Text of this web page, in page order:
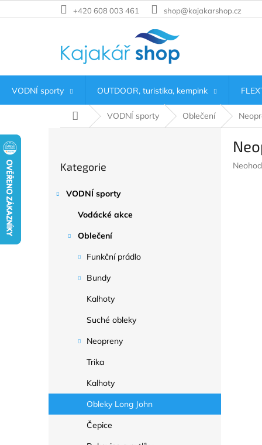
na
+420 608 003 461 shop@kajakarshop.cz
VODNÍ sporty OUTDOOR, turistika, kempink
Domů VODNÍ sporty Oblečení
kategorie
Kategorie
VODNÍ sporty
Vodácké akce
Oblečení
Funkční prádlo
Bundy
Kalhoty
Suché obleky
Neopreny
Trika
Kalhoty
Obleky Long John
Čepice